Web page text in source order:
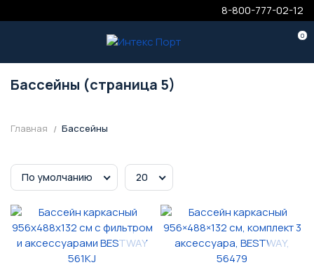
8-800-777-02-12
0
Бассейны (страница 5)
Главная Бассейны
По умолчанию 20